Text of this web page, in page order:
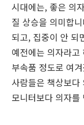
시대에는, 좋은 의
질 상승을 의미합
되고, 집중이 안 되
예전에는 의자라
부속품 정도로 여
사람들은 책상보다
모니터보다 의자를